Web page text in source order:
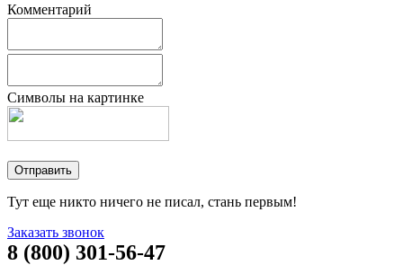
Комментарий
Символы на картинке
Тут еще никто ничего не писал, стань первым!
Заказать звонок
8 (800) 301-56-47